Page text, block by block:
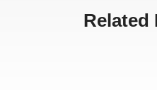
Related